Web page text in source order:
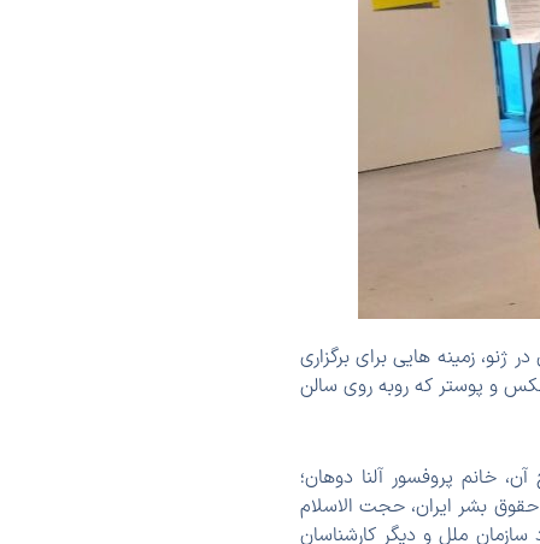
زمینه هایی برای برگزاری
و پوستر که روبه روی سالن
آن، خانم پروفسور آلنا دوهان؛
حقوق بشر ایران، حجت الاسلام
سازمان ملل و دیگر کارشناسان